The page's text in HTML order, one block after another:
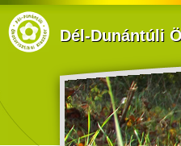
Dél-Dunántúli